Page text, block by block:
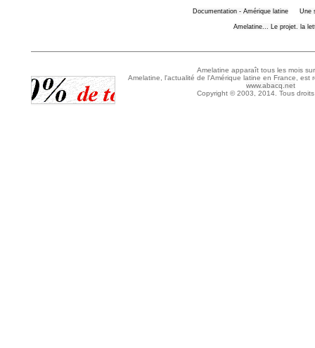
Documentation - Amérique latine Une
Amelatine... Le projet. la
Amelatine apparaît tous les mois
Amelatine, l'actualité de l'Amérique latine en France, est
www.abacq.net
Copyright © 2003, 2014. Tous